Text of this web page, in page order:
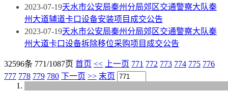
2023-07-19天水市公安局秦州分局郊区交通警察大队秦
州大道辅道卡口设备安装项目成交公告
2023-07-19天水市公安局秦州分局郊区交通警察大队秦
州大道卡口设备拆除移位采购项目成交公告
32596条 771/1087页 首页 << 上一页 771 772 773 774 775 776
777 778 779 780 下一页 >> 末页